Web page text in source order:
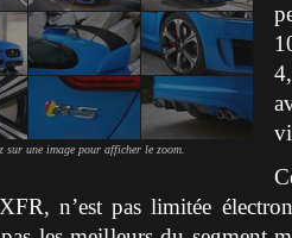
sur une image pour afficher le zoom.
n’est pas limitée